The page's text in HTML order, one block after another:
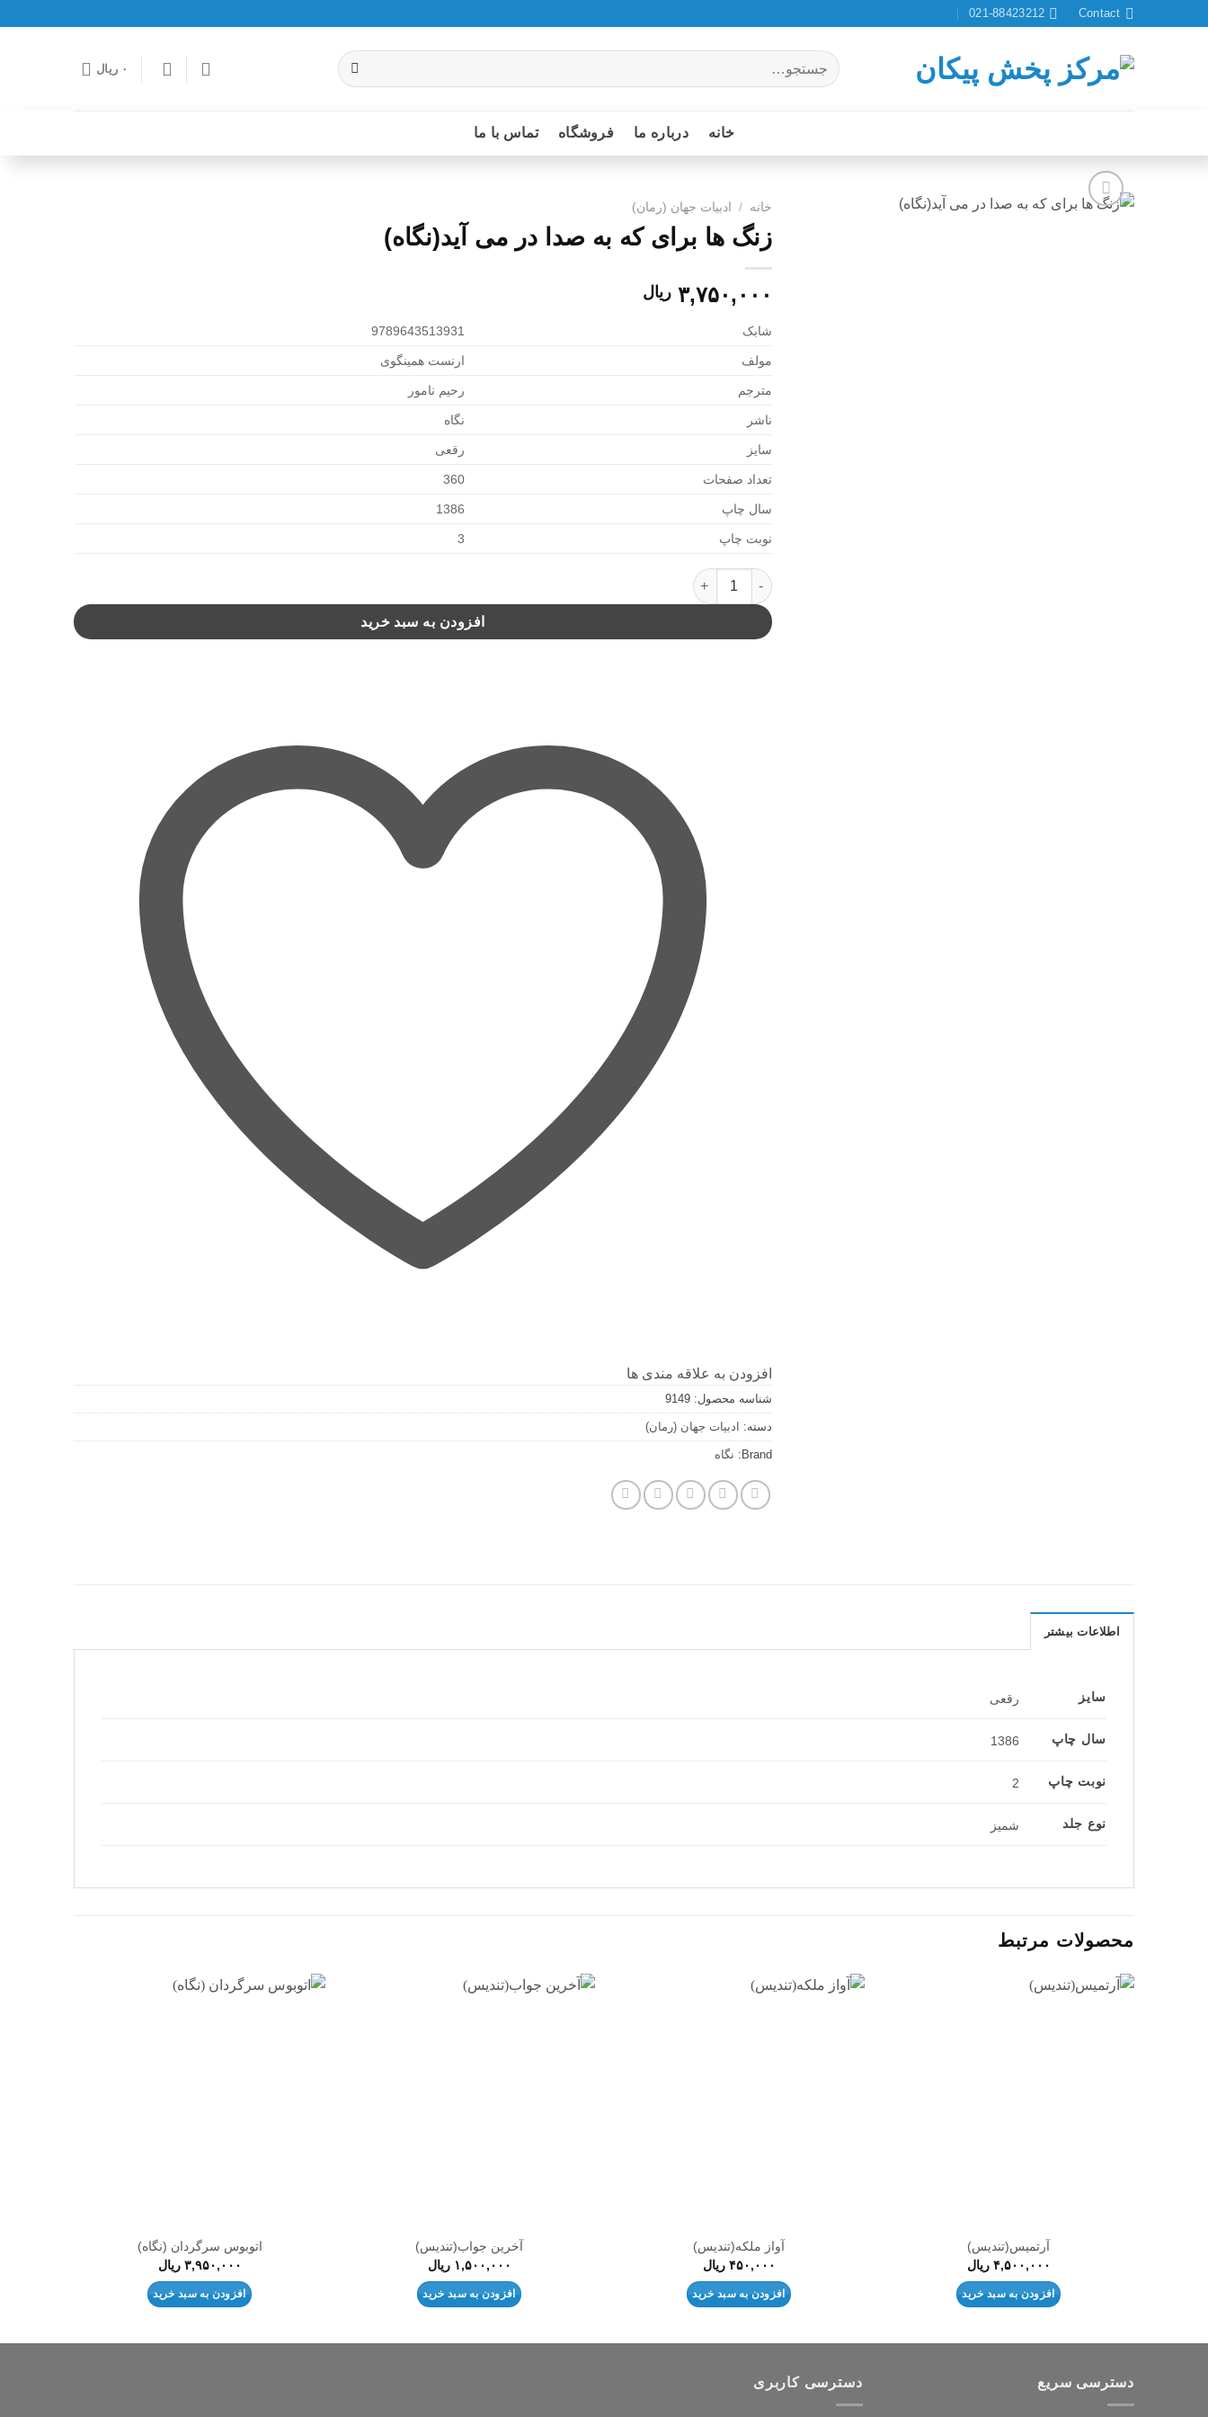
Contact
021-88423212
جستجو
برای:
۰ ریال
خانه درباره ما فروشگاه تماس با ما
خانه / ادبیات جهان (رمان)
زنگ ها برای که به صدا در می آید(نگاه)
۳,۷۵۰,۰۰۰ ریال
شابک 9789643513931
مولف ارنست همینگوی
مترجم رحیم نامور
ناشر نگاه
سایز رقعی
تعداد صفحات 360
سال چاپ 1386
نوبت چاپ 3
زنگ ها برای که به صدا در می آید(نگاه) عدد
افزودن به سبد خرید
افزودن به علاقه مندی ها
شناسه محصول:9149
دسته: ادبیات جهان (رمان)
Brand: نگاه
اطلاعات بیشتر
سایز رقعی
سال چاپ 1386
نوبت چاپ 2
نوع جلد شمیز
محصولات مرتبط
آرتمیس(تندیس)
۴,۵۰۰,۰۰۰ ریال
افزودن به سبد خرید
آواز ملکه(تندیس)
۴۵۰,۰۰۰ ریال
افزودن به سبد خرید
آخرین جواب(تندیس)
۱,۵۰۰,۰۰۰ ریال
افزودن به سبد خرید
اتوبوس سرگردان (نگاه)
۳,۹۵۰,۰۰۰ ریال
افزودن به سبد خرید
دسترسی سریع دسترسی کاربری